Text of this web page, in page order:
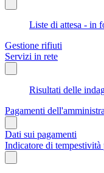
Liste di attesa - in
Gestione rifiuti
Servizi in rete
Risultati delle
Pagamenti
Dati sui pagamenti
Indicatore di tempestività